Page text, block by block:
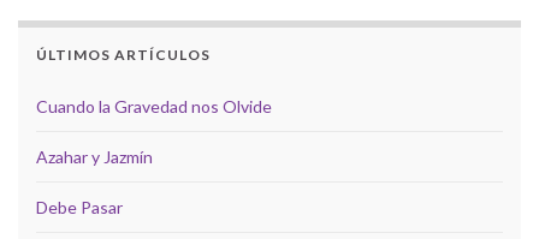
ÚLTIMOS ARTÍCULOS
Cuando la Gravedad nos Olvide
Azahar y Jazmín
Debe Pasar